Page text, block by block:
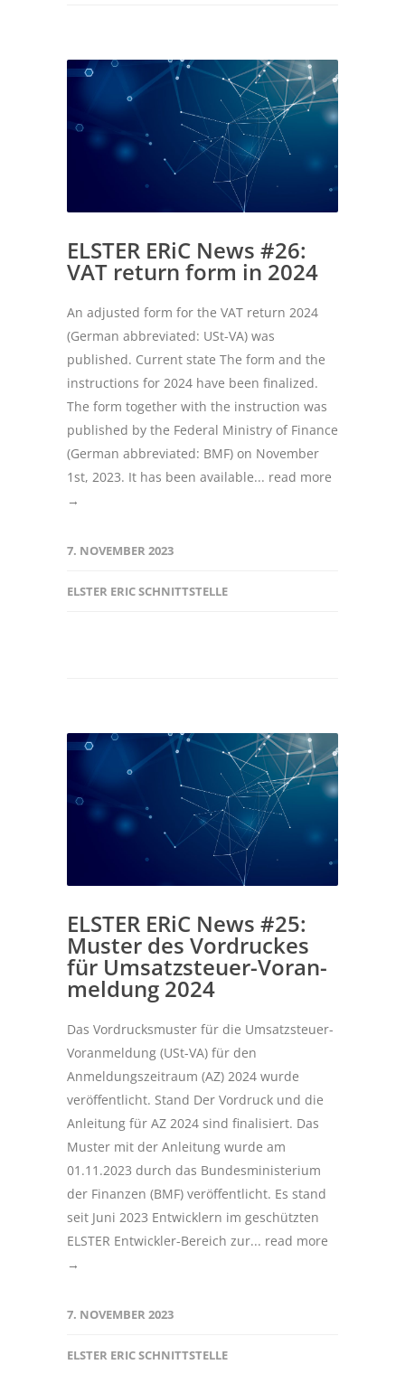
ELSTER ERiC News #26:
VAT return form in 2024
An adjusted form for the VAT return 2024
(German abbreviated: USt-VA) was
published. Current state The form and the
instructions for 2024 have been finalized.
The form together with the instruction was
published by the Federal Ministry of Finance
(German abbreviated: BMF) on November
1st, 2023. It has been available... read more
→
7. NOVEMBER 2023
ELSTER ERIC SCHNITTSTELLE
ELSTER ERiC News #25:
Muster des Vor­dru­ckes
für Um­satz­steu­er-Vor­an­
mel­dung 2024
Das Vordrucksmuster für die Umsatzsteuer-
Voranmeldung (USt-VA) für den
Anmeldungszeitraum (AZ) 2024 wurde
veröffentlicht. Stand Der Vordruck und die
Anleitung für AZ 2024 sind finalisiert. Das
Muster mit der Anleitung wurde am
01.11.2023 durch das Bundesministerium
der Finanzen (BMF) veröffentlicht. Es stand
seit Juni 2023 Entwicklern im geschützten
ELSTER Entwickler-Bereich zur... read more
→
7. NOVEMBER 2023
ELSTER ERIC SCHNITTSTELLE